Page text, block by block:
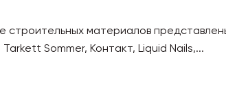
строительных материалов
Sommer, Контакт, Liquid Nails,...